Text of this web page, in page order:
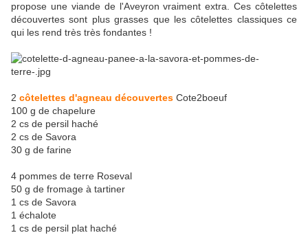
propose une viande de l'Aveyron vraiment extra. Ces côtelettes
découvertes sont plus grasses que les côtelettes classiques ce
qui les rend très très fondantes !
2 côtelettes d'agneau découvertes Cote2boeuf
100 g de chapelure
2 cs de persil haché
2 cs de Savora
30 g de farine
4 pommes de terre Roseval
50 g de fromage à tartiner
1 cs de Savora
1 échalote
1 cs de persil plat haché